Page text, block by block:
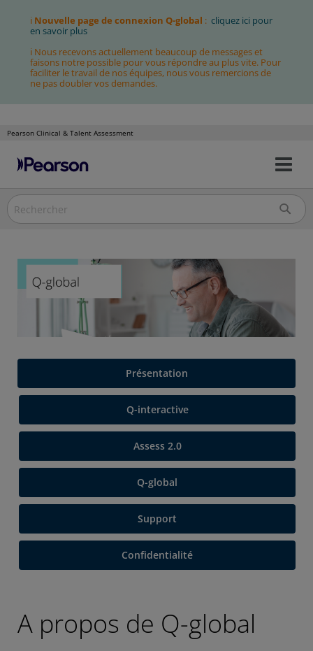
ℹ Nouvelle page de connexion Q-global : cliquez ici pour
en savoir plus
ℹ Nous recevons actuellement beaucoup de messages et
faisons notre possible pour vous répondre au plus vite. Pour
faciliter le travail de nos équipes, nous vous remercions de
ne pas doubler vos demandes.
Pearson Clinical & Talent Assessment
Allez
contenu
Présentation
Q-interactive
Assess 2.0
Q-global
Support
Confidentialité
A propos de Q-global